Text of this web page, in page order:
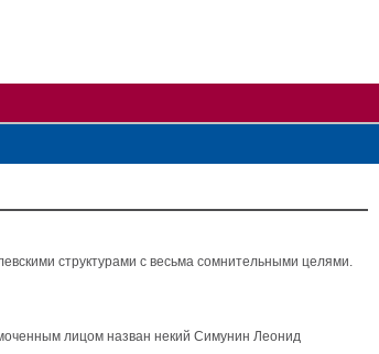
структурами с весьма сомнительными целями.
лицом назван некий Симунин Леонид